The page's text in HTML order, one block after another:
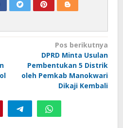
Pos berikutnya
DPRD Minta Usulan
Pembentukan 5 Distrik
oleh Pemkab Manokwari
Dikaji Kembali